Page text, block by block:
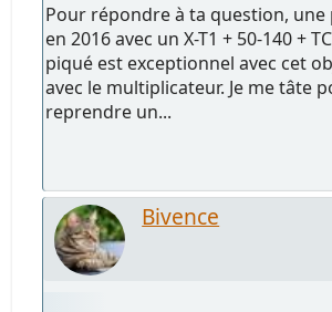
Pour répondre à ta question,
en 2016 avec un X-T1 + 50-140 +
piqué est exceptionnel avec cet
avec le multiplicateur. Je me tâte
reprendre un...
Bivence